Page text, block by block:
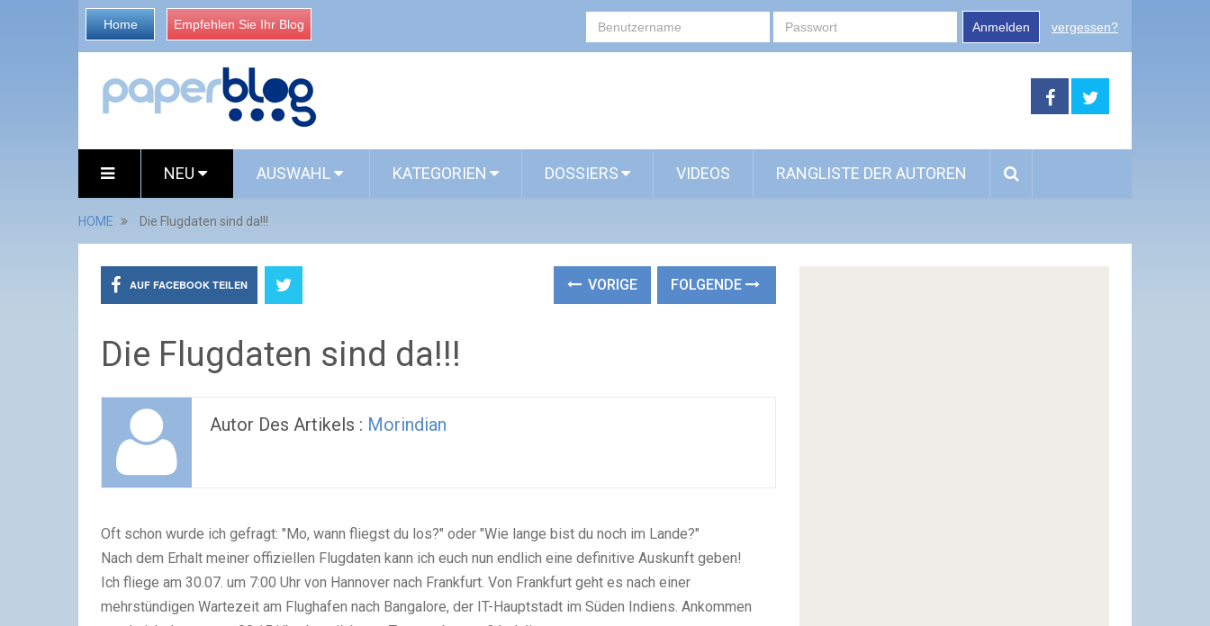
Home Empfehlen Sie Ihr Blog Anmelden vergessen?
NEU AUSWAHL KATEGORIEN DOSSIERS VIDEOS RANGLISTE DER AUTOREN
HOME Die Flugdaten sind da!!!
AUF FACEBOOK TEILEN VORIGE FOLGENDE
Die Flugdaten sind da!!!
Autor Des Artikels : Morindian
Oft schon wurde ich gefragt: "Mo, wann fliegst du los?" oder "Wie lange bist du noch im Lande?"
Nach dem Erhalt meiner offiziellen Flugdaten kann ich euch nun endlich eine definitive Auskunft geben!
Ich fliege am 30.07. um 7:00 Uhr von Hannover nach Frankfurt. Von Frankfurt geht es nach einer
mehrstündigen Wartezeit am Flughafen nach Bangalore, der IT-Hauptstadt im Süden Indiens. Ankommen